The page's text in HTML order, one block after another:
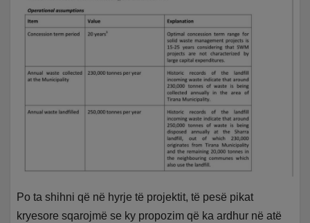
Po ta shihni që në hyrje të projektit, të pesë pikat
kryesore sqarojmë se ky propozim që ka ardhur në atë